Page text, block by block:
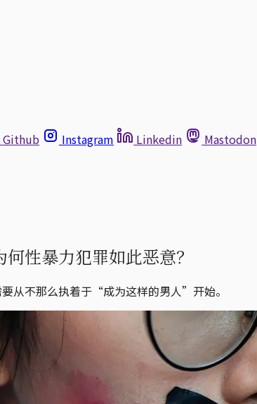
Github Instagram Linkedin Mastodon
性暴力犯罪如此恶意？
从不那么执着于“成为这样的男人”开始。